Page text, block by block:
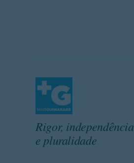
Rigor, independência
e pluralidade